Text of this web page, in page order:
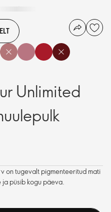
Unlimited
on tugevalt pigmenteeritud mati
püsib kogu päeva.